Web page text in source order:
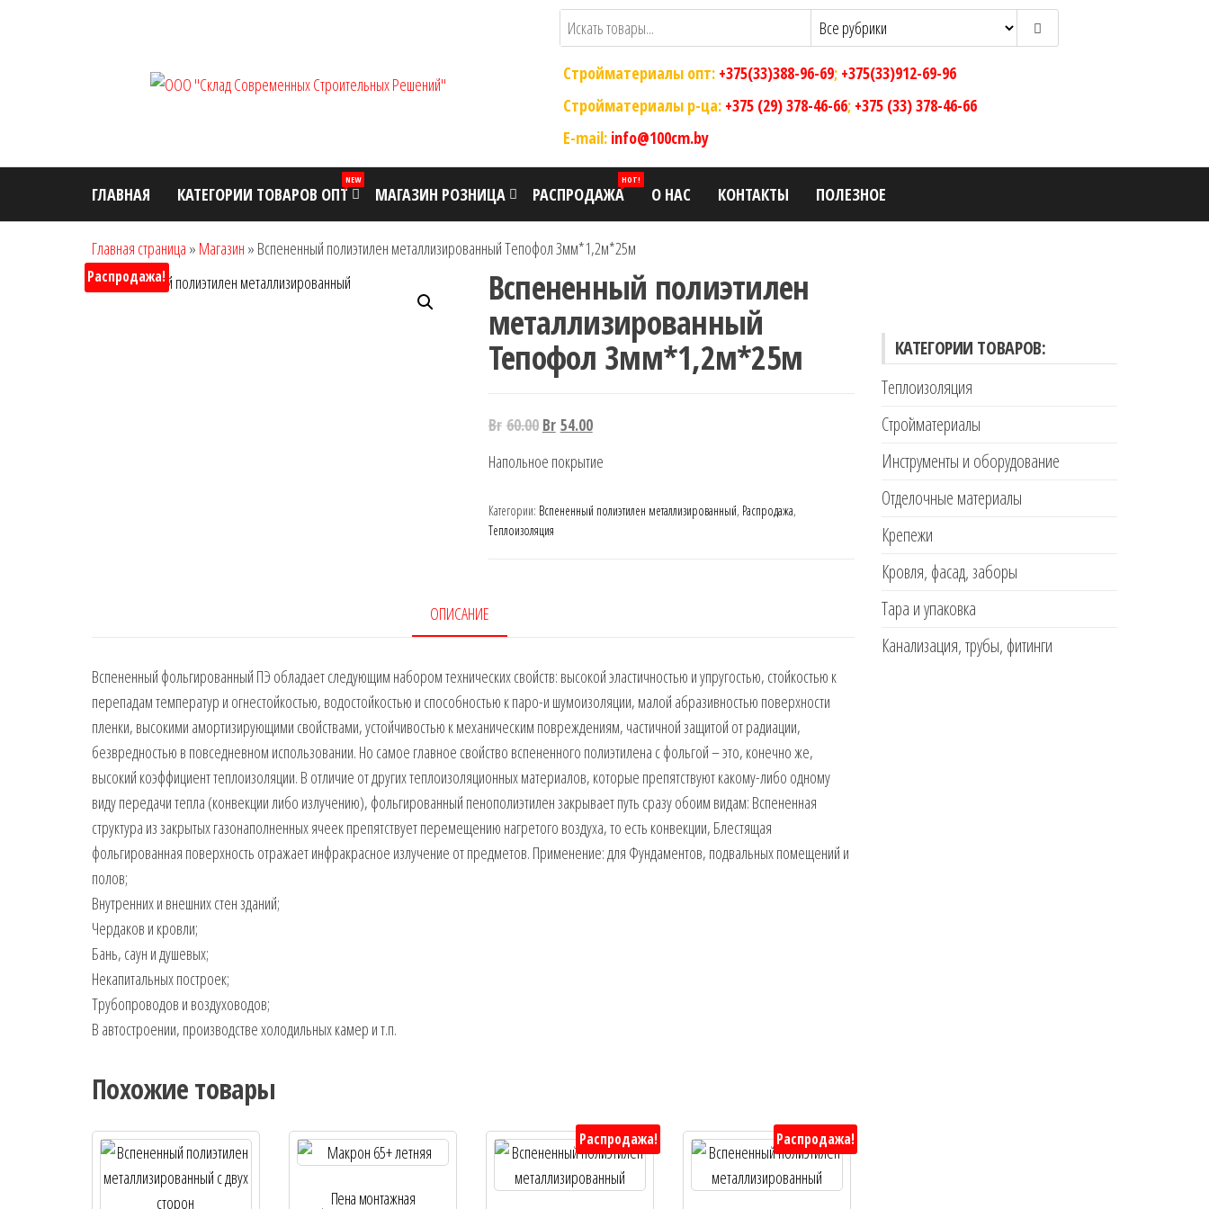
Современных
Строительных
Решений"
Стройматериалы опт: +375(33)388-96-69; +375(33)912-69-96
Стройматериалы р-ца: +375 (29) 378-46-66; +375 (33) 378-46-66
E-mail: info@100cm.by
ГЛАВНАЯ КАТЕГОРИИ ТОВАРОВ ОПТ
NEW
МАГАЗИН РОЗНИЦА РАСПРОДАЖА
HOT!
О НАС КОНТАКТЫ ПОЛЕЗНОЕ
Главная страница » Магазин » Вспененный полиэтилен металлизированный Тепофол 3мм*1,2м*25м
Распродажа! Вспененный полиэтилен
металлизированный
Тепофол 3мм*1,2м*25м
Br 60.00 Br 54.00
Напольное покрытие
Категории: Вспененный полиэтилен металлизированный, Распродажа,
Теплоизоляция
ОПИСАНИЕ
Вспененный фольгированный ПЭ обладает следующим набором технических свойств: высокой эластичностью и упругостью, стойкостью к
перепадам температур и огнестойкостью, водостойкостью и способностью к паро-и шумоизоляции, малой абразивностью поверхности
пленки, высокими амортизирующими свойствами, устойчивостью к механическим повреждениям, частичной защитой от радиации,
безвредностью в повседневном использовании. Но самое главное свойство вспененного полиэтилена с фольгой – это, конечно же,
высокий коэффициент теплоизоляции. В отличие от других теплоизоляционных материалов, которые препятствуют какому-либо одному
виду передачи тепла (конвекции либо излучению), фольгированный пенополиэтилен закрывает путь сразу обоим видам: Вспененная
структура из закрытых газонаполненных ячеек препятствует перемещению нагретого воздуха, то есть конвекции, Блестящая
фольгированная поверхность отражает инфракрасное излучение от предметов. Применение: для Фундаментов, подвальных помещений и
полов;
Внутренних и внешних стен зданий;
Чердаков и кровли;
Бань, саун и душевых;
Некапитальных построек;
Трубопроводов и воздуховодов;
В автостроении, производстве холодильных камер и т.п.
Похожие товары
Пена монтажная
Распродажа! Распродажа!
КАТЕГОРИИ ТОВАРОВ:
Теплоизоляция
Стройматериалы
Инструменты и оборудование
Отделочные материалы
Крепежи
Кровля, фасад, заборы
Тара и упаковка
Канализация, трубы, фитинги